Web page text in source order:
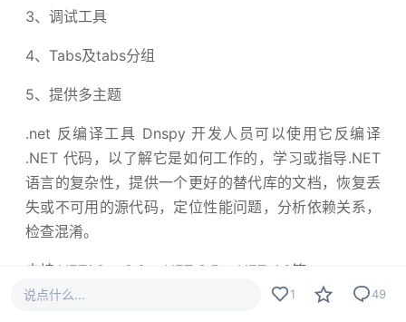
3、调试工具
4、Tabs及tabs分组
5、提供多主题
.net 反编译工具 Dnspy 开发人员可以使用它反编译
.NET 代码，以了解它是如何工作的，学习或指导.NET
语言的复杂性，提供一个更好的替代库的文档，恢复丢
失或不可用的源代码，定位性能问题，分析依赖关系，
检查混淆。
支持.NET1.0， 2.0，.NET 3.5，.NET 4.0等
说点什么... 1 49